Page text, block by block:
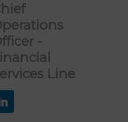
-
Line